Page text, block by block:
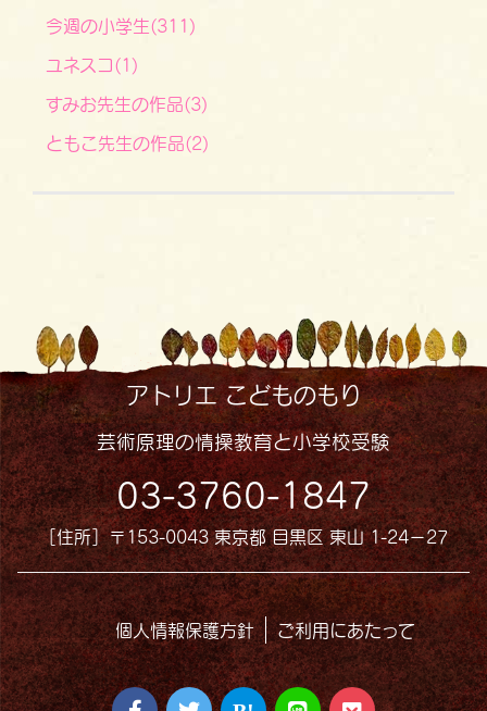
今週の小学生(311)
ユネスコ(1)
すみお先生の作品(3)
ともこ先生の作品(2)
アトリエ こどものもり
芸術原理の情操教育と小学校受験
03-3760-1847
［住所］〒153-0043 東京都 目黒区 東山 1-24−27
個人情報保護方針 ご利用にあたって